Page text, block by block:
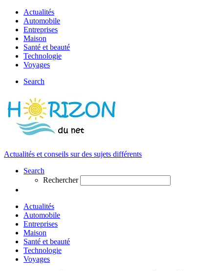
Actualités
Automobile
Entreprises
Maison
Santé et beauté
Technologie
Voyages
Search
Actualités et conseils sur des sujets différents
Search
Rechercher
Actualités
Automobile
Entreprises
Maison
Santé et beauté
Technologie
Voyages